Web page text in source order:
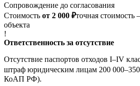
Сопровождение до согласования
Стоимость от 2 000 ₽точная
объекта
!
Ответственность за отсутствие
Отсутствие паспортов отходов I–IV
штраф юридическим лицам 200
КоАП РФ).